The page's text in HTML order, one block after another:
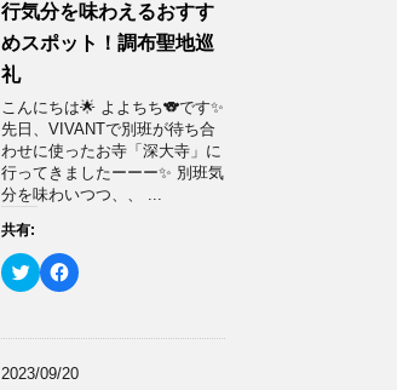
共
(
ウ
ィ
ン
ド
ウ
で
開
き
す
は
リ
て
く
だ
さ
い
(
新
ン
ド
ウ
き
す
)
行気分を味わえるおすす
めスポット！調布聖地巡
礼
こんにちは🌟 よよちち🐨です✨
先日、VIVANTで別班が待ち合
わせに使ったお寺「深大寺」に
行ってきましたーーー✨ 別班気
分を味わいつつ、、 ...
共有:
ク
リ
て
w
F
a
o
k
2023/09/20